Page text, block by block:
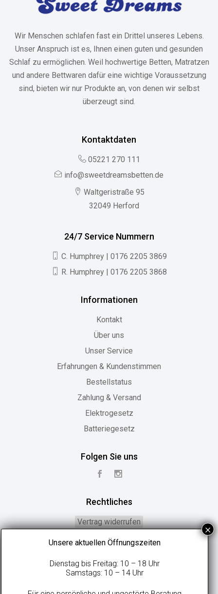
Wir Menschen schlafen fast ein Drittel unseres Lebens.
Unser Anspruch ist es, Ihnen einen guten und gesunden
Schlaf zu ermöglichen. Weil hochwertige Betten, Matratzen
und andere Bettwaren dafür eine wichtige Voraussetzung
sind, bieten wir nur Produkte an, von denen wir selbst
überzeugt sind.
Kontaktdaten
05221 270 111
info@sweetdreamsbetten.de
Waltgeristraße 95
32049 Herford
24/7 Service Nummern
C. Humphrey | 0176 2205 3869
R. Humphrey | 0176 2205 3868
Informationen
Kontakt
Über uns
Unser Service
Erfahrungen & Kundenstimmen
Bestellstatus
Zahlung & Versand
Elektrogesetz
Batteriegesetz
Folgen Sie uns
Rechtliches
Vertrag widerrufen
Widerrufsbelehrung
Datenschutzerklärung
Unsere aktuellen Öffnungszeiten
Dienstag bis Freitag: 10 – 18 Uhr
Samstags: 10 – 14 Uhr